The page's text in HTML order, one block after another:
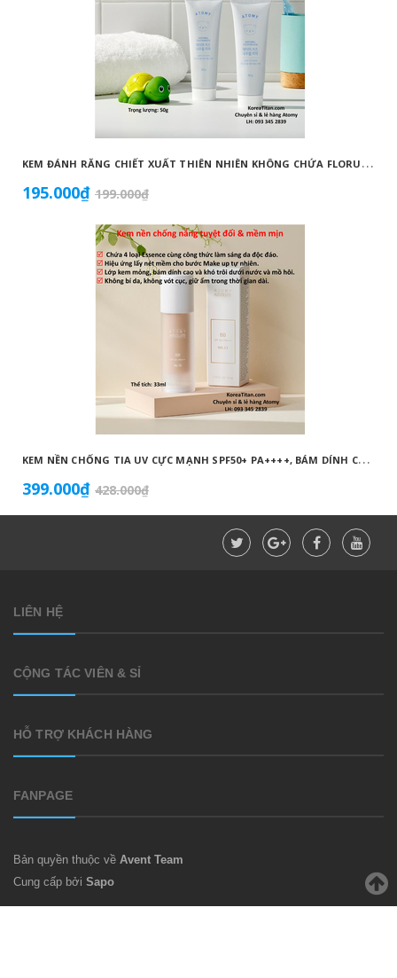
K
EM ĐÁNH RĂNG CHIẾT XUẤT THIÊN NHIÊN KHÔNG CHỨA FLORUA AN TOÀN DÀNH CHO TRẺ EM ( 50G) - ATOMY KID NATURAL TOOTHPASTE (NON FLUORIDE) - 애터미 키즈 내추럴 치약 - НАТУРАЛЬНАЯ ДЕТСКАЯ ЗУБНАЯ ПАСТА ATOMY
195.000₫ 199.000₫
K
EM NỀN CHỐNG TIA UV CỰC MẠNH SPF50+ PA++++, BÁM DÍNH CAO, KHÔNG VÓN CỤC, DƯỠNG ẨM VÀ DƯỠNG TRẮNG DA HOÀN HẢO NO.23 (MÀU BEIGE) - ATOMY BB ABSOLUTE 23 - 애터미 앱솔루트 BB - АТОМИ АБСОЛЮТ BB №23
399.000₫ 428.000₫
LIÊN HỆ
CỘNG TÁC VIÊN & SỈ
HỖ TRỢ KHÁCH HÀNG
FANPAGE
Bản quyền thuộc về Avent Team
Cung cấp bởi Sapo